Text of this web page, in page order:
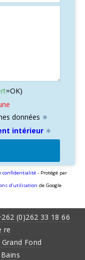
=OK)
données

intérieur 
confidentialité - Protégé par
d’utilisation de Google
(0)262 33 18 66
re
Fond